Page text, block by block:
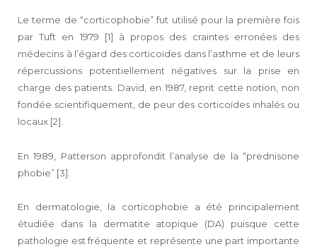
Le terme de “corticophobie” fut utilisé pour la première fois
par Tuft en 1979 [1] à propos des craintes erronées des
médecins à l’égard des corticoïdes dans l’asthme et de leurs
répercussions potentiellement négatives sur la prise en
charge des patients. David, en 1987, reprit cette notion, non
fondée scientifiquement, de peur des corticoïdes inhalés ou
locaux [2].
En 1989, Patterson approfondit l’analyse de la “prednisone
phobie” [3].
En dermatologie, la corticophobie a été principalement
étudiée dans la dermatite atopique (DA) puisque cette
pathologie est fréquente et représente une part importante